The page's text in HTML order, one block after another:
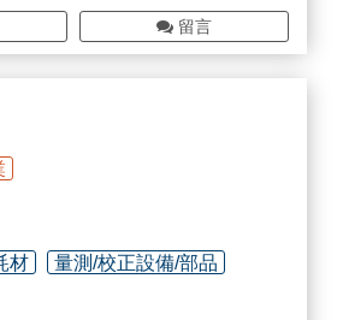
集機
流電源
留言
材
量測/校正設備/部品